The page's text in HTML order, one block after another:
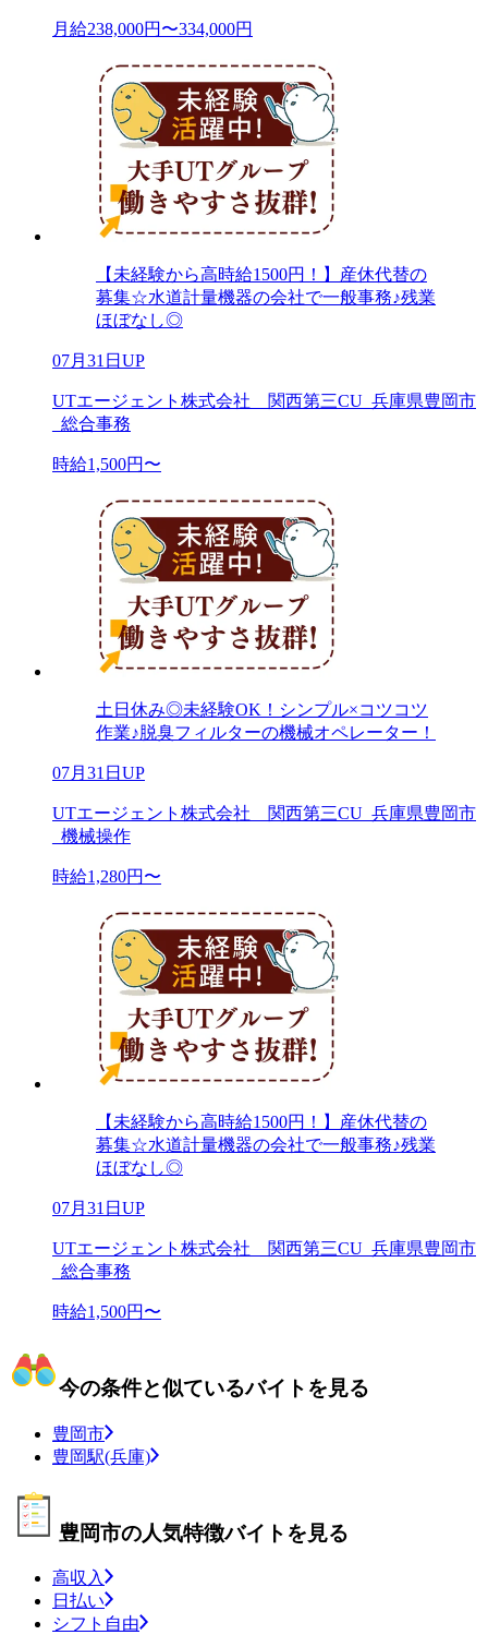
月給238,000円〜334,000円
【未経験から高時給1500円！】産休代替の
募集☆水道計量機器の会社で一般事務♪残業
ほぼなし◎
07月31日UP
UTエージェント株式会社 関西第三CU_兵庫県豊岡市
_総合事務
時給1,500円〜
土日休み◎未経験OK！シンプル×コツコツ
作業♪脱臭フィルターの機械オペレーター！
07月31日UP
UTエージェント株式会社 関西第三CU_兵庫県豊岡市
_機械操作
時給1,280円〜
【未経験から高時給1500円！】産休代替の
募集☆水道計量機器の会社で一般事務♪残業
ほぼなし◎
07月31日UP
UTエージェント株式会社 関西第三CU_兵庫県豊岡市
_総合事務
時給1,500円〜
今の条件と似ているバイトを見る
豊岡市
豊岡駅(兵庫)
豊岡市の人気特徴バイトを見る
高収入
日払い
シフト自由